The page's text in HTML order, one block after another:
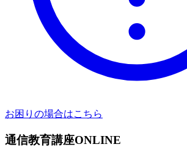
お困りの場合はこちら
通信教育講座ONLINE